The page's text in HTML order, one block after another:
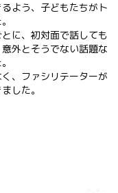
よう、子どもたちがト
に、初対面で話しても
外とそうでない話題な
、ファシリテーターが